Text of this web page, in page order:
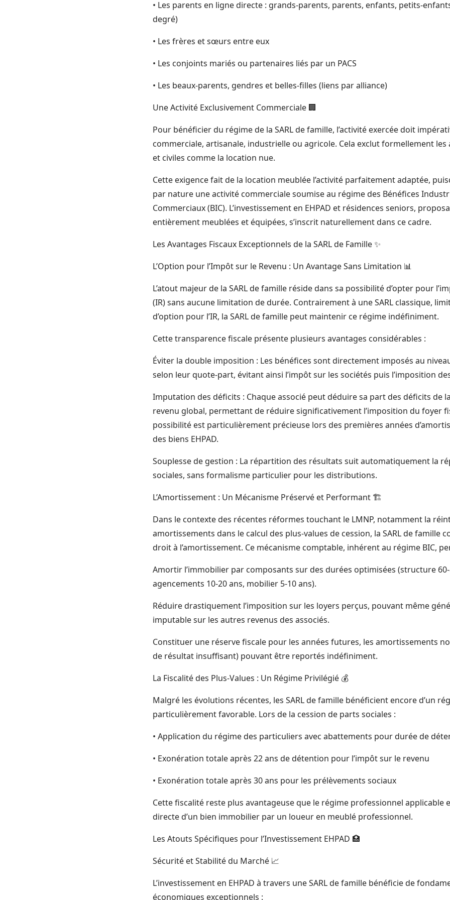
• Les parents en ligne directe : grands-parents, parents, enfants, petits-
degré)
• Les frères et sœurs entre eux
• Les conjoints mariés ou partenaires liés par un PACS
• Les beaux-parents, gendres et belles-filles (liens par alliance)
Une Activité Exclusivement Commerciale 🏢
Pour bénéficier du régime de la SARL de famille, l’activité exercée doit
commerciale, artisanale, industrielle ou agricole. Cela exclut formellement les
et civiles comme la location nue.
Cette exigence fait de la location meublée l’activité parfaitement adaptée,
par nature une activité commerciale soumise au régime des Bénéfices
Commerciaux (BIC). L’investissement en EHPAD et résidences seniors,
entièrement meublées et équipées, s’inscrit naturellement dans ce cadre.
Les Avantages Fiscaux Exceptionnels de la SARL de Famille ✨
L’Option pour l’Impôt sur le Revenu : Un Avantage Sans Limitation 📊
L’atout majeur de la SARL de famille réside dans sa possibilité d’opter pour
(IR) sans aucune limitation de durée. Contrairement à une SARL classique,
d’option pour l’IR, la SARL de famille peut maintenir ce régime indéfiniment.
Cette transparence fiscale présente plusieurs avantages considérables :
Éviter la double imposition : Les bénéfices sont directement imposés au
selon leur quote-part, évitant ainsi l’impôt sur les sociétés puis l’imposition
Imputation des déficits : Chaque associé peut déduire sa part des déficits de
revenu global, permettant de réduire significativement l’imposition du foyer
possibilité est particulièrement précieuse lors des premières années
des biens EHPAD.
Souplesse de gestion : La répartition des résultats suit automatiquement la
sociales, sans formalisme particulier pour les distributions.
L’Amortissement : Un Mécanisme Préservé et Performant 🏗️
Dans le contexte des récentes réformes touchant le LMNP, notamment la
amortissements dans le calcul des plus-values de cession, la SARL de famille
droit à l’amortissement. Ce mécanisme comptable, inhérent au régime BIC,
Amortir l’immobilier par composants sur des durées optimisées (structure
agencements 10-20 ans, mobilier 5-10 ans).
Réduire drastiquement l’imposition sur les loyers perçus, pouvant même
imputable sur les autres revenus des associés.
Constituer une réserve fiscale pour les années futures, les amortissements
de résultat insuffisant) pouvant être reportés indéfiniment.
La Fiscalité des Plus-Values : Un Régime Privilégié 💰
Malgré les évolutions récentes, les SARL de famille bénéficient encore d’un
particulièrement favorable. Lors de la cession de parts sociales :
• Application du régime des particuliers avec abattements pour durée de
• Exonération totale après 22 ans de détention pour l’impôt sur le revenu
• Exonération totale après 30 ans pour les prélèvements sociaux
Cette fiscalité reste plus avantageuse que le régime professionnel applicable
directe d’un bien immobilier par un loueur en meublé professionnel.
Les Atouts Spécifiques pour l’Investissement EHPAD 🏥
Sécurité et Stabilité du Marché 📈
L’investissement en EHPAD à travers une SARL de famille bénéficie de
économiques exceptionnels :